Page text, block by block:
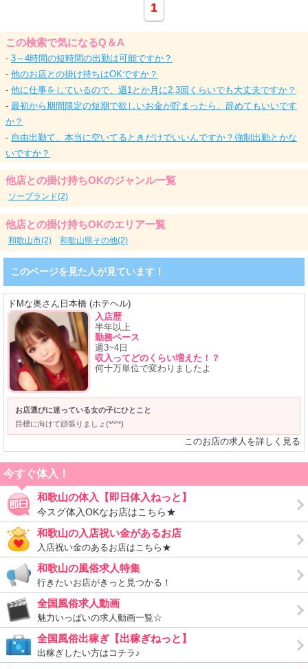
選べるバック
60分12000円+α
女の子の希望に合わせて
最大3万円までお給料アップ♪
☆服装は・・・
当店は通常時のラフで可愛い衣装
イベント時のコスプレを用意しております♪
手ぶらで楽々お仕事開始( ´ ▽ ` )
お出迎えしてください(*^-^*)
ポニーテールはプチ高級店なので
客層の良さと、多さには自信があります(^^)/
女の子に会う前に必ずお店のスタッフが
確認致しております！ご安心ください(*´꒳`*)
☆もし稼げなかったら・・・
オープンから毎日たくさんのお客様が
ご来店されていますが、もし万が一稼げなかった場合でも安心！
ポニーテールには保証制度も設けています(*´▽｀*)
7時間 45000円
12時間 85000円
14時間 100000円
この高額保証を打ち出すくらい
ポニーテールは女の子を稼がすことに
絶対の自信があります( *´艸｀)
★たくさん働けない・・・
ポニーテールは完全自由出勤、シフト制度！
週１回、月１回でも構いません（＞▽＜☆）
さらに９～２４時の間の好きな時間に
勤務可能で働きやすさ抜群(#^.^#)
☆和歌山まで遠い・・・
大阪からでもお店まで完全送迎♪
それ以外も応相談(｀・ω・´)
1
この検索で気になるQ＆A
- 3～4時間の短時間の出勤は可能ですか？
- 他のお店との掛け持ちはOKですか？
- 他に仕事をしているので、週1とか月に2,3回くらいでも大丈夫ですか？
- 最初から期間限定の短期で欲しいお金が貯まったら、辞めてもいいです
か？
- 自由出勤て、本当に空いてるときだけでいいんですか？強制出勤とかな
いですか？
他店との掛け持ちOKのジャンル一覧
ソープランド(2)
他店との掛け持ちOKのエリア一覧
和歌山市(2) 和歌山県その他(2)
このページを見た人が見ています！
ドМな奥さん日本橋 (ホテヘル)
入店歴
半年以上
勤務ペース
週3~4日
収入ってどのくらい増えた！？
何十万単位で変わりましたよ
お店選びに迷っている女の子にひとこと
目標に向けて頑張りましょ(*^^*)
このお店の求人を詳しく見る
今すぐ体入！
和歌山の体入【即日体入ねっと】
今スグ体入OKなお店はこちら★
和歌山の入店祝い金があるお店
入店祝い金のあるお店はこちら★
和歌山の風俗求人特集
行きたいお店がきっと見つかる！
全国風俗求人動画
魅力いっぱいの求人動画一覧☆
全国風俗出稼ぎ【出稼ぎねっと】
出稼ぎしたい方はコチラ♪